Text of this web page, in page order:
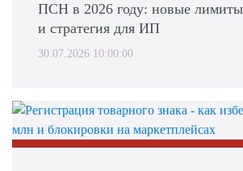
ПСН в 2026 году: новые
и стратегия для ИП
30.07.2026 10:00:00